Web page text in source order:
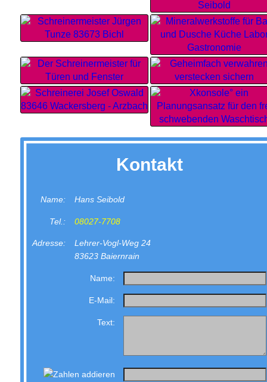
Kontakt
Name: Hans Seibold
Tel.: 08027-7708
Adresse:
Lehrer-Vogl-Weg 24
83623 Baiernrain
Name:
E-Mail:
Text: